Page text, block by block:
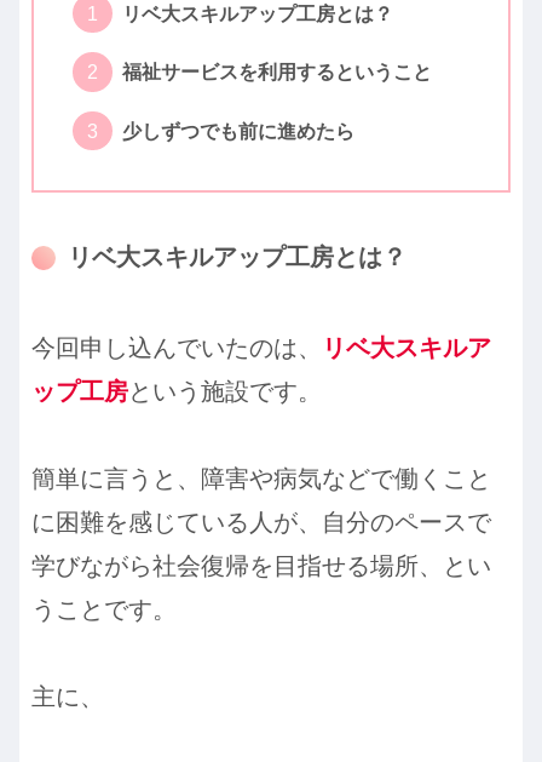
リベ大スキルアップ工房とは？
福祉サービスを利用するということ
少しずつでも前に進めたら
リベ大スキルアップ工房とは？
今回申し込んでいたのは、
リベ大スキルア
ップ工房という施設です。
簡単に言うと、障害や病気などで働くこと
に困難を感じている人が、自分のペースで
学びながら社会復帰を目指せる場所、とい
うことです。
主に、